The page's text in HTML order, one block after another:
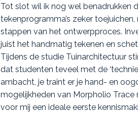
Tot slot wil ik nog wel benadrukken
tekenprogramma’s zeker
stappen van het ontwerpproces.
juist het handmatig tekenen en
Tijdens de studie Tuinarchitectuur
dat studenten teveel met de
ambacht, je traint er je hand- en
mogelijkheden van Morpholio Trace
voor mij een ideale eerste